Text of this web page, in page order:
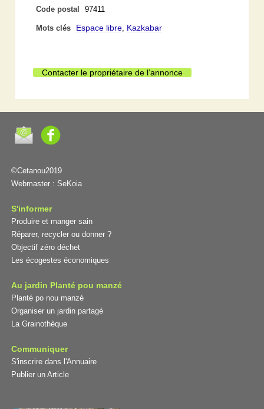
Code postal 97411
Mots clés Espace libre Kazkabar
Contacter le propriétaire de l’annonce
©Cetanou2019
Webmaster : SeKoia
S'informer
Produire et manger sain
Réparer, recycler ou donner ?
Objectif zéro déchet
Les écogestes économiques
Au jardin Planté pou manzé
Planté po nou manzé
Organiser un jardin partagé
La Grainothèque
Communiquer
S'inscrire dans l'Annuaire
Publier un Article